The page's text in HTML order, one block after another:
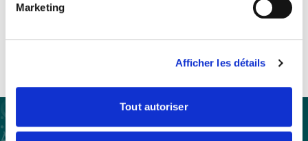
Marketing
Afficher les détails
Tout autoriser
Se connecter